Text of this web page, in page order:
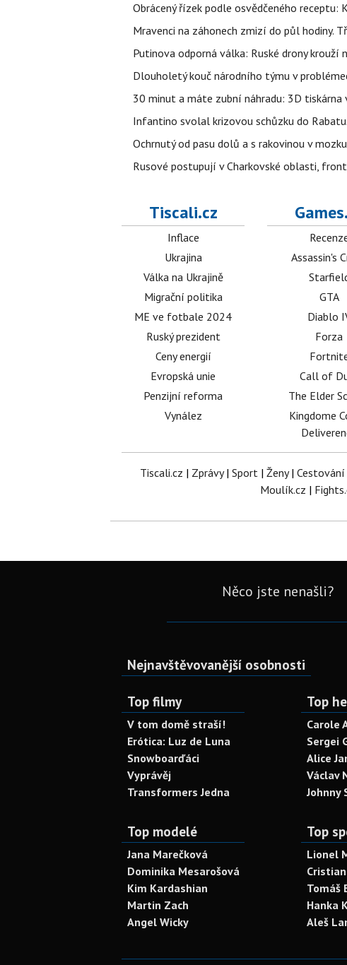
Obrácený řízek podle osvědčeného receptu:
Mravenci na záhonech zmizí do půl hodiny.
Putinova odporná válka: Ruské drony
Dlouholetý kouč národního týmu v
30 minut a máte zubní náhradu: 3D
Infantino svolal krizovou schůzku do
Ochrnutý od pasu dolů a s rakovinou v
Rusové postupují v Charkovské oblasti,
Tiscali.cz
Inflace
Ukrajina
Válka na Ukrajině
Migrační politika
ME ve fotbale 2024
Ruský prezident
Ceny energií
Evropská unie
Penzijní reforma
Vynález
Assassin's
GTA
Diablo
Forza
Call of
The Elder
Kingdome
Tiscali.cz | Zprávy| Sport| Ženy| Cestování
Moulík.cz |
Něco jste nenašli?
Nejnavštěvovanější osobnosti
Top filmy
V tom domě straší!
Erótica: Luz de Luna
Snowboarďáci
Vyprávěj
Transformers Jedna
Top
Carole
Sergei
Alice
Václav
Johnny
Top modelé
Jana Marečková
Dominika Mesarošová
Kim Kardashian
Martin Zach
Angel Wicky
Top
Lionel
Tomáš
Hanka
Aleš